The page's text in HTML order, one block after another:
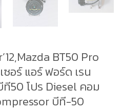
BT50 Pro
อร์ แอร์ ฟอร์ด เรน
ที50 โปร Diesel คอม
บีที-50